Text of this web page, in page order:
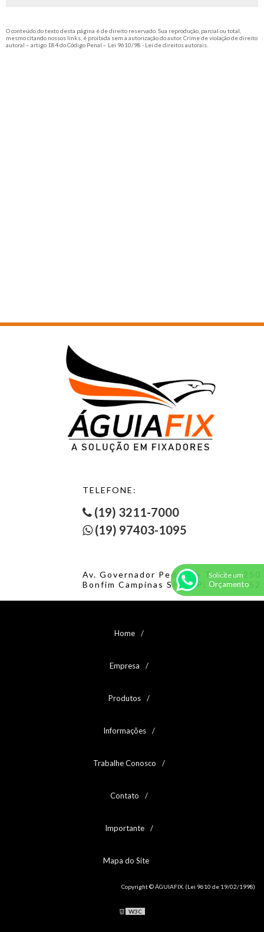
O conteúdo do texto desta página é de direito reservado. Sua reprodução, parcial ou total,
mesmo citando nossos links, é proibida sem a autorização do autor. Crime de violação de direito
autoral – artigo 184 do Código Penal – Lei 9610/98 - Lei de direitos autorais
TELEFONE:
(19) 3211-7000
(19) 97403-1095
Av. Governador Pedro de Toledo, 250
Bonfim Campinas SP. CEP: 13070-752
Home
Empresa
Produtos
Informações
Trabalhe Conosco
Contato
Importante
Mapa do Site
Copyright © ÁGUIAFIX. (Lei 9610 de 19/02/1998)
W3C
Solicite um
Orçamento